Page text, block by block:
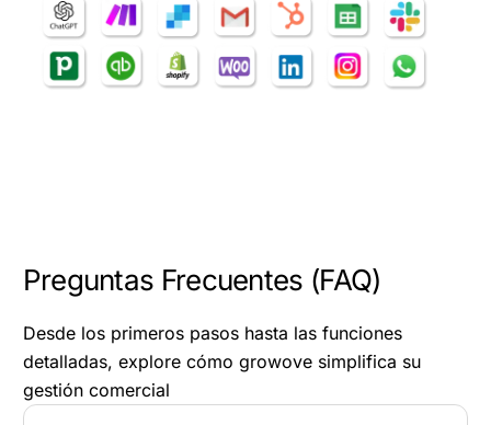
Preguntas Frecuentes (FAQ)
Desde los primeros pasos hasta las funciones
detalladas, explore cómo growove simplifica su
gestión comercial